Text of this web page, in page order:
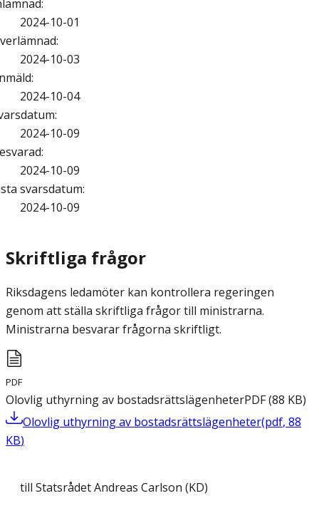
:
2024-10-01
:
2024-10-03
:
2024-10-04
:
2024-10-09
:
2024-10-09
svarsdatum:
2024-10-09
Skriftliga frågor
Riksdagens ledamöter kan kontrollera regeringen
genom att ställa skriftliga frågor till ministrarna.
Ministrarna besvarar frågorna skriftligt.
PDF
Olovlig uthyrning av bostadsrättslägenheterPDF(88 KB)
Olovlig uthyrning av bostadsrättslägenheter(pdf, 88
KB)
till Statsrådet Andreas Carlson (KD)